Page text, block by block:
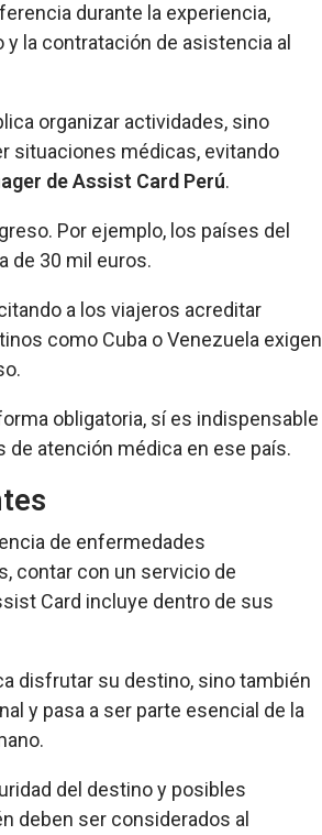
durante la experiencia,
la contratación de asistencia al
organizar actividades, sino
situaciones médicas, evitando
de Assist Card Perú.
Por ejemplo, los países del
de 30 mil euros.
a los viajeros acreditar
como Cuba o Venezuela exigen
obligatoria, sí es indispensable
atención médica en ese país.
de enfermedades
contar con un servicio de
Card incluye dentro de sus
disfrutar su destino, sino también
y pasa a ser parte esencial de la
.
del destino y posibles
deben ser considerados al